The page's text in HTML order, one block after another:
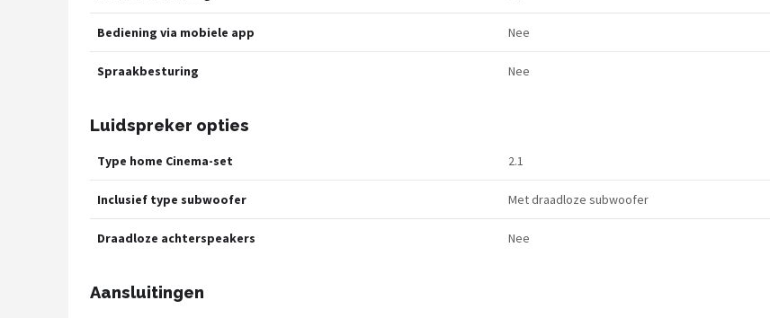
Bediening via mobiele app Nee
Spraakbesturing Nee
Luidspreker opties
Type home Cinema-set 2.1
Inclusief type subwoofer Met draadloze subwoofer
Draadloze achterspeakers Nee
Aansluitingen